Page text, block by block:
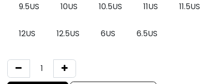
9.5US 10US 10.5US 11US 11.5US
12US 12.5US 6US 6.5US